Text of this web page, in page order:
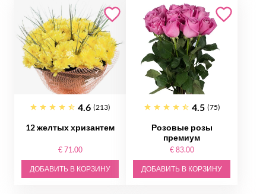
4.6 (213)
12 желтых хризантем
€ 71.00
ДОБАВИТЬ В КОРЗИНУ
4.5 (75)
Розовые розы
премиум
€ 83.00
ДОБАВИТЬ В КОРЗИНУ